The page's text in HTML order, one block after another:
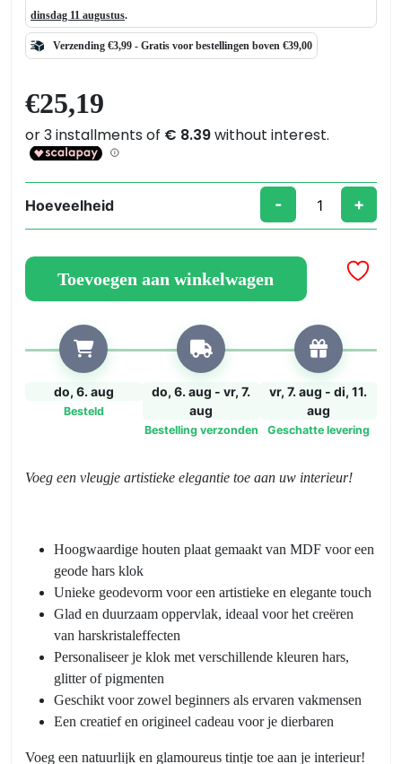
dinsdag 11 augustus.
Verzending €3,99 - Gratis voor bestellingen boven €39,00
€25,19
Hoeveelheid
Geode-
houten
voor
harsklok
50x38cm
aantal
- +
Toevoegen aan winkelwagen
do, 6. aug
Besteld
do, 6. aug - vr, 7.
aug
Bestelling verzonden
vr, 7. aug - di, 11.
aug
Geschatte levering
Voeg een vleugje artistieke elegantie toe aan uw interieur!
Hoogwaardige houten plaat gemaakt van MDF voor een
geode hars klok
Unieke geodevorm voor een artistieke en elegante touch
Glad en duurzaam oppervlak, ideaal voor het creëren
van harskristaleffecten
Personaliseer je klok met verschillende kleuren hars,
glitter of pigmenten
Geschikt voor zowel beginners als ervaren vakmensen
Een creatief en origineel cadeau voor je dierbaren
Voeg een natuurlijk en glamoureus tintje toe aan je interieur!